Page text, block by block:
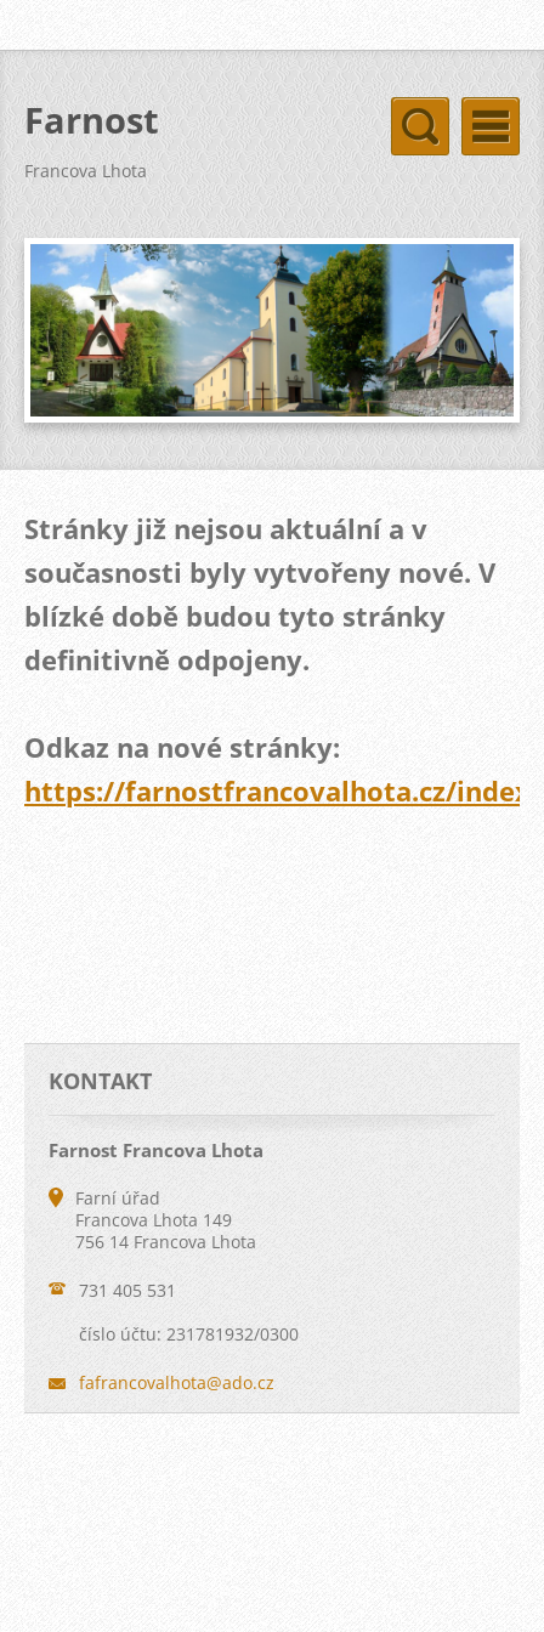
Farnost
Francova Lhota
Stránky již nejsou aktuální a v
současnosti byly vytvořeny nové. V
blízké době budou tyto stránky
definitivně odpojeny.
Odkaz na nové stránky:
https://farnostfrancovalhota.cz/
KONTAKT
Farnost Francova Lhota
Farní úřad
Francova Lhota 149
756 14 Francova Lhota
731 405 531
číslo účtu: 231781932/0300
fafrancovalhota@ado.cz